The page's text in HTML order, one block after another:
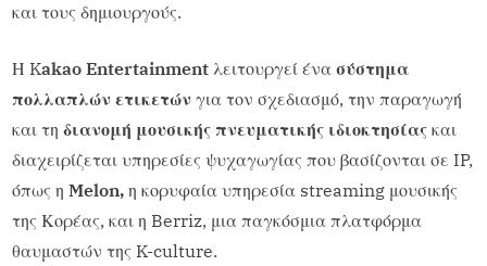
και τους δημιουργούς.
Η Kakao Entertainment λειτουργεί ένα σύστημα
πολλαπλών ετικετών για τον σχεδιασμό, την παραγωγή
και τη διανομή μουσικής πνευματικής ιδιοκτησίας και
διαχειρίζεται υπηρεσίες ψυχαγωγίας που βασίζονται σε IP,
όπως η Melon, η κορυφαία υπηρεσία streaming μουσικής
της Κορέας, και η Berriz, μια παγκόσμια πλατφόρμα
θαυμαστών της K-culture.